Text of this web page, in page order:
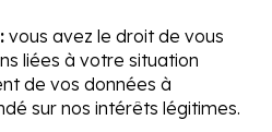
vous avez le droit de vous
liées à votre situation
de vos données à
sur nos intérêts légitimes.